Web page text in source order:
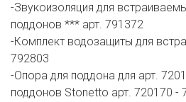
-Звукоизоляция для
поддонов *** арт. 791372
-Комплект водозащиты для
792803
-Опора для поддона для арт.
поддонов Stonetto арт. 720170 -